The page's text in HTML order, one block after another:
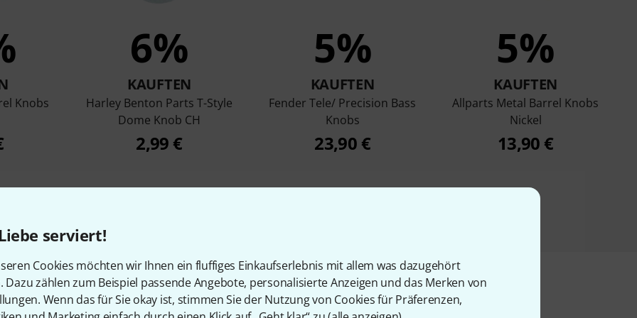
serviert!
Cookies möchten wir Ihnen ein fluffiges Einkaufserlebnis mit allem was dazugehört
Dazu zählen zum Beispiel passende Angebote, personalisierte Anzeigen und das Merken von
Wenn das für Sie okay ist, stimmen Sie der Nutzung von Cookies für Präferenzen,
Knobs
6%
KAUFTEN
Harley Benton Parts T-Style
Dome Knob CH
2,99 €
5%
KAUFTEN
Fender Tele/ Precision Bass
Knobs
23,90 €
5%
KAUFTEN
Allparts Metal Barrel Knobs
Nickel
13,90 €